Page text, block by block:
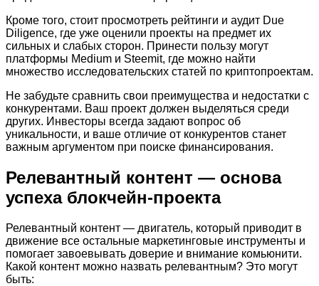
Кроме того, стоит просмотреть рейтинги и аудит Due
Diligence, где уже оценили проекты на предмет их
сильных и слабых сторон. Принести пользу могут
платформы Medium и Steemit, где можно найти
множество исследовательских статей по криптопроектам.
Не забудьте сравнить свои преимущества и недостатки с
конкурентами. Ваш проект должен выделяться среди
других. Инвесторы всегда задают вопрос об
уникальности, и ваше отличие от конкурентов станет
важным аргументом при поиске финансирования.
Релевантный контент — основа
успеха блокчейн-проекта
Релевантный контент — двигатель, который приводит в
движение все остальные маркетинговые инструменты и
помогает завоевывать доверие и внимание комьюнити.
Какой контент можно назвать релевантным? Это могут
быть: